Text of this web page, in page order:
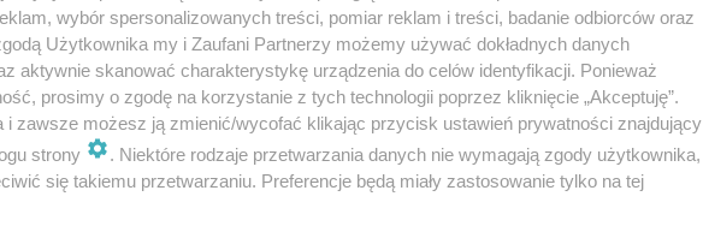
to zawsze wychodzą w takim dość
czasie, ponieważ w kwietniu jakby
po sezonie narciarskim. Trenuję
wybór spersonalizowanych treści, pomiar reklam i treści, badanie odbiorców oraz
Użytkownika my i Zaufani Partnerzy możemy używać dokładnych danych
aktywnie skanować charakterystykę urządzenia do celów identyfikacji. Ponieważ
prosimy o zgodę na korzystanie z tych technologii poprzez kliknięcie „Akceptuję”.
i zawsze możesz ją zmienić/wycofać klikając przycisk ustawień prywatności znajdujący
strony
. Niektóre rodzaje przetwarzania danych nie wymagają zgody użytkownika,
się takiemu przetwarzaniu. Preferencje będą miały zastosowanie tylko na tej